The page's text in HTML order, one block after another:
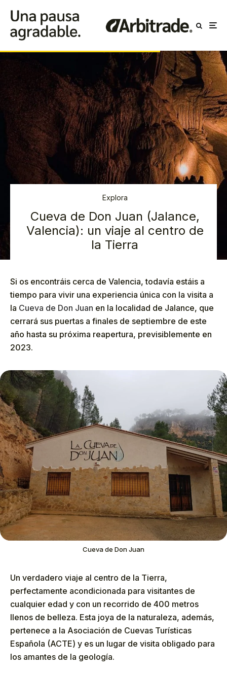
Explora
Cueva de Don Juan (Jalance,
Valencia): un viaje al centro de
la Tierra
Si os encontráis cerca de Valencia, todavía estáis a
tiempo para vivir una experiencia única con la visita a
la Cueva de Don Juan en la localidad de Jalance, que
cerrará sus puertas a finales de septiembre de este
año hasta su próxima reapertura, previsiblemente en
2023.
Cueva de Don Juan
Un verdadero viaje al centro de la Tierra,
perfectamente acondicionada para visitantes de
cualquier edad y con un recorrido de 400 metros
llenos de belleza. Esta joya de la naturaleza, además,
pertenece a la Asociación de Cuevas Turísticas
Española (ACTE) y es un lugar de visita obligado para
los amantes de la geología.